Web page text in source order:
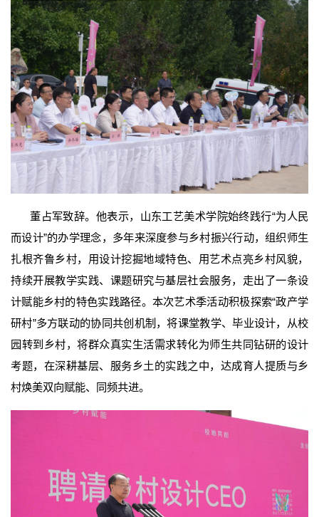
董占军致辞。他表示，山东工艺美术学院始终践行“为人民
而设计”的办学理念，多年来深度参与乡村振兴行动，组织师生
扎根齐鲁乡村，用设计挖掘地域特色、用艺术点亮乡村风貌，
持续开展教学实践、课题研究与基层社会服务，走出了一条设
计赋能乡村的特色实践路径。本次艺术季活动积极探索“政产学
研村”多方联动的协同共创机制，将课堂教学、毕业设计，从校
园转到乡村，将群众真实生活需求转化为师生共同钻研的设计
考题，在深耕基层、服务乡土的实践之中，达成育人提质与乡
村焕美双向赋能、同频共进。